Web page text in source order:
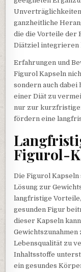
ganzheitliche
die die Vorteile der
Diätziel integrieren
Erfahrungen und
Figurol Kapseln
sondern auch dabei
einer Diät zu
nur zur
fördern eine
Figurol-
Die Figurol
Lösung zur
langfristige
gesunden Figur
dieser Kapseln
Lebensqualität zu
Inhaltsstoffe
ein gesundes